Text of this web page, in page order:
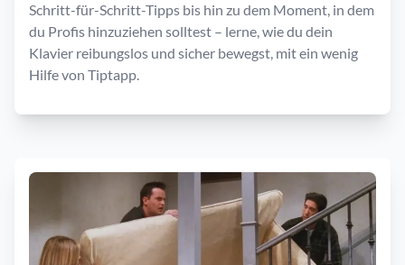
Schritt-für-Schritt-Tipps bis hin zu dem Moment, in dem
du Profis hinzuziehen solltest – lerne, wie du dein
Klavier reibungslos und sicher bewegst, mit ein wenig
Hilfe von Tiptapp.